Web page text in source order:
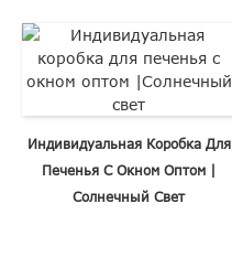
Индивидуальная Коробка Для
Печенья С Окном Оптом |
Солнечный Свет